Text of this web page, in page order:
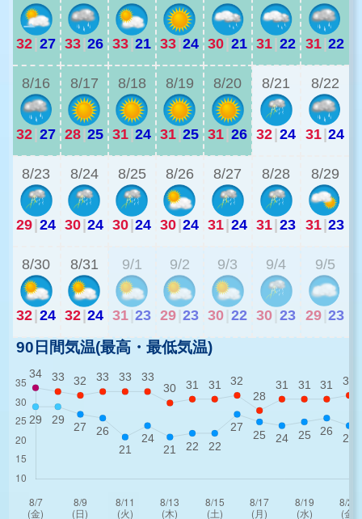
32|27 33|26 33|21 33|24 30|21 31|22 31|22
8/16
32|27
8/17
28|25
8/18
31|24
8/19
31|25
8/20
31|26
8/21
32|24
8/22
31|24
8/23
29|24
8/24
30|24
8/25
30|24
8/26
30|24
8/27
31|24
8/28
31|23
8/29
31|23
8/30
32|24
8/31
32|24
9/1
31 23
9/2
29 23
9/3
30 22
9/4
30 23
9/5
29 23
90日間気温(最高・最低気温)